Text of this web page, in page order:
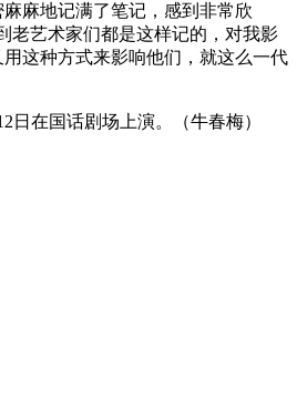
麻地记满了笔记，感到非常欣
老艺术家们都是这样记的，对我影
这种方式来影响他们，就这么一代
日在国话剧场上演。（牛春梅）